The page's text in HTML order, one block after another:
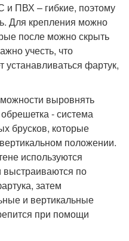
и ПВХ – гибкие, поэтому
Для крепления можно
после можно скрыть
учесть, что
устанавливаться фартук,
выровнять
- система
брусков, которые
положении.
используются
по
затем
и вертикальные
при помощи